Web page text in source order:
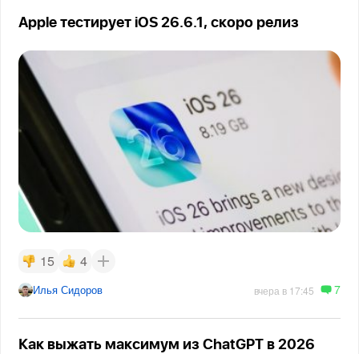
Apple тестирует iOS 26.6.1, скоро релиз
15 4
Илья Сидоров вчера в 17:45 7
Как выжать максимум из ChatGPT в 2026